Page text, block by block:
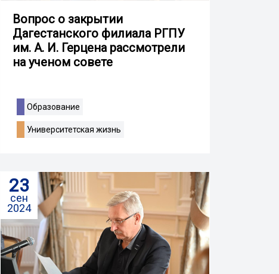
Вопрос о закрытии
Дагестанского филиала РГПУ
им. А. И. Герцена рассмотрели
на ученом совете
Образование
Университетская жизнь
23
сен
2024